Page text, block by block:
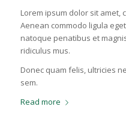
Lorem ipsum dolor sit amet,
Aenean commodo ligula
natoque penatibus et
ridiculus mus.
Donec quam felis, ultricies
sem.
Read more